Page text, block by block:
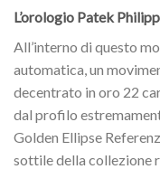
L’orologio Patek
All’interno di questo
automatica, un
decentrato in oro 22
dal profilo
Golden Ellipse
sottile della collezione